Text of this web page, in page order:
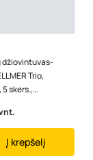
džiovintuvas-
Trio,
skers.,
mm, AISI 316
juoda...
Į krepšelį